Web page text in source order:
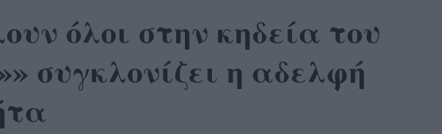
όλοι στην κηδεία του
συγκλονίζει η αδελφή